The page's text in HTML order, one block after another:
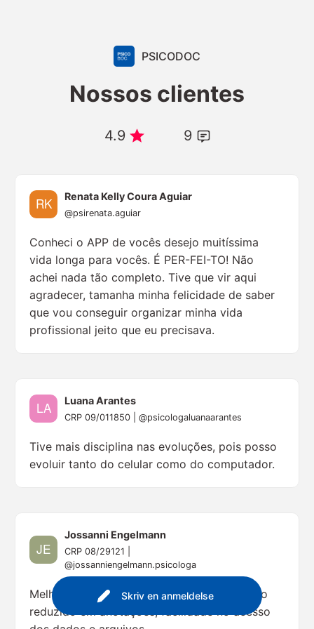
PSICODOC
Nossos clientes
4.9 9
Skriv en anmeldelse
Renata Kelly Coura Aguiar
@psirenata.aguiar
Conheci o APP de vocês desejo muitíssima
vida longa para vocês. É PER-FEI-TO! Não
achei nada tão completo. Tive que vir aqui
agradecer, tamanha minha felicidade de saber
que vou conseguir organizar minha vida
profissional jeito que eu precisava.
Luana Arantes
CRP 09/011850 | @psicologaluanaarantes
Tive mais disciplina nas evoluções, pois posso
evoluir tanto do celular como do computador.
Jossanni Engelmann
CRP 08/29121 |
@jossanniengelmann.psicologa
Melhorou muito a minha organização, tempo
reduzido em anotações, facilidade no acesso